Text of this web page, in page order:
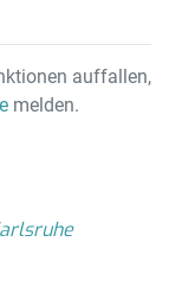
auffallen,
melden.